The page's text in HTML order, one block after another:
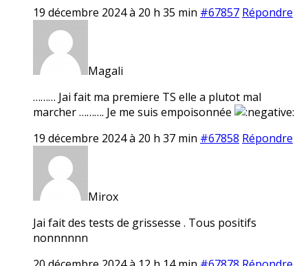
19 décembre 2024 à 20 h 35 min #67857 Répondre
Magali
……… Jai fait ma premiere TS elle a plutot mal
marcher ………. Je me suis empoisonnée
19 décembre 2024 à 20 h 37 min #67858 Répondre
Mirox
Jai fait des tests de grissesse . Tous positifs
nonnnnnn